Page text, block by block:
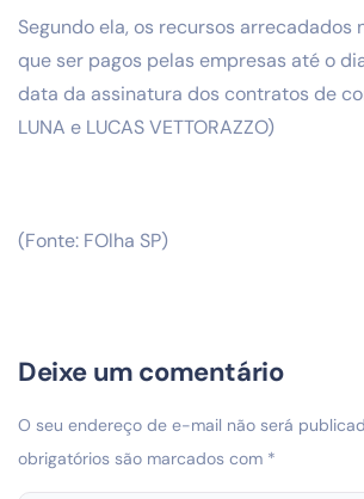
Segundo ela, os recursos arrecadados
que ser pagos pelas empresas até o
data da assinatura dos contratos de
LUNA e LUCAS VETTORAZZO)
(Fonte: FOlha SP)
Deixe um comentário
O seu endereço de e-mail não será
obrigatórios são marcados com *